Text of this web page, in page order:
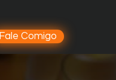
Fale Comigo